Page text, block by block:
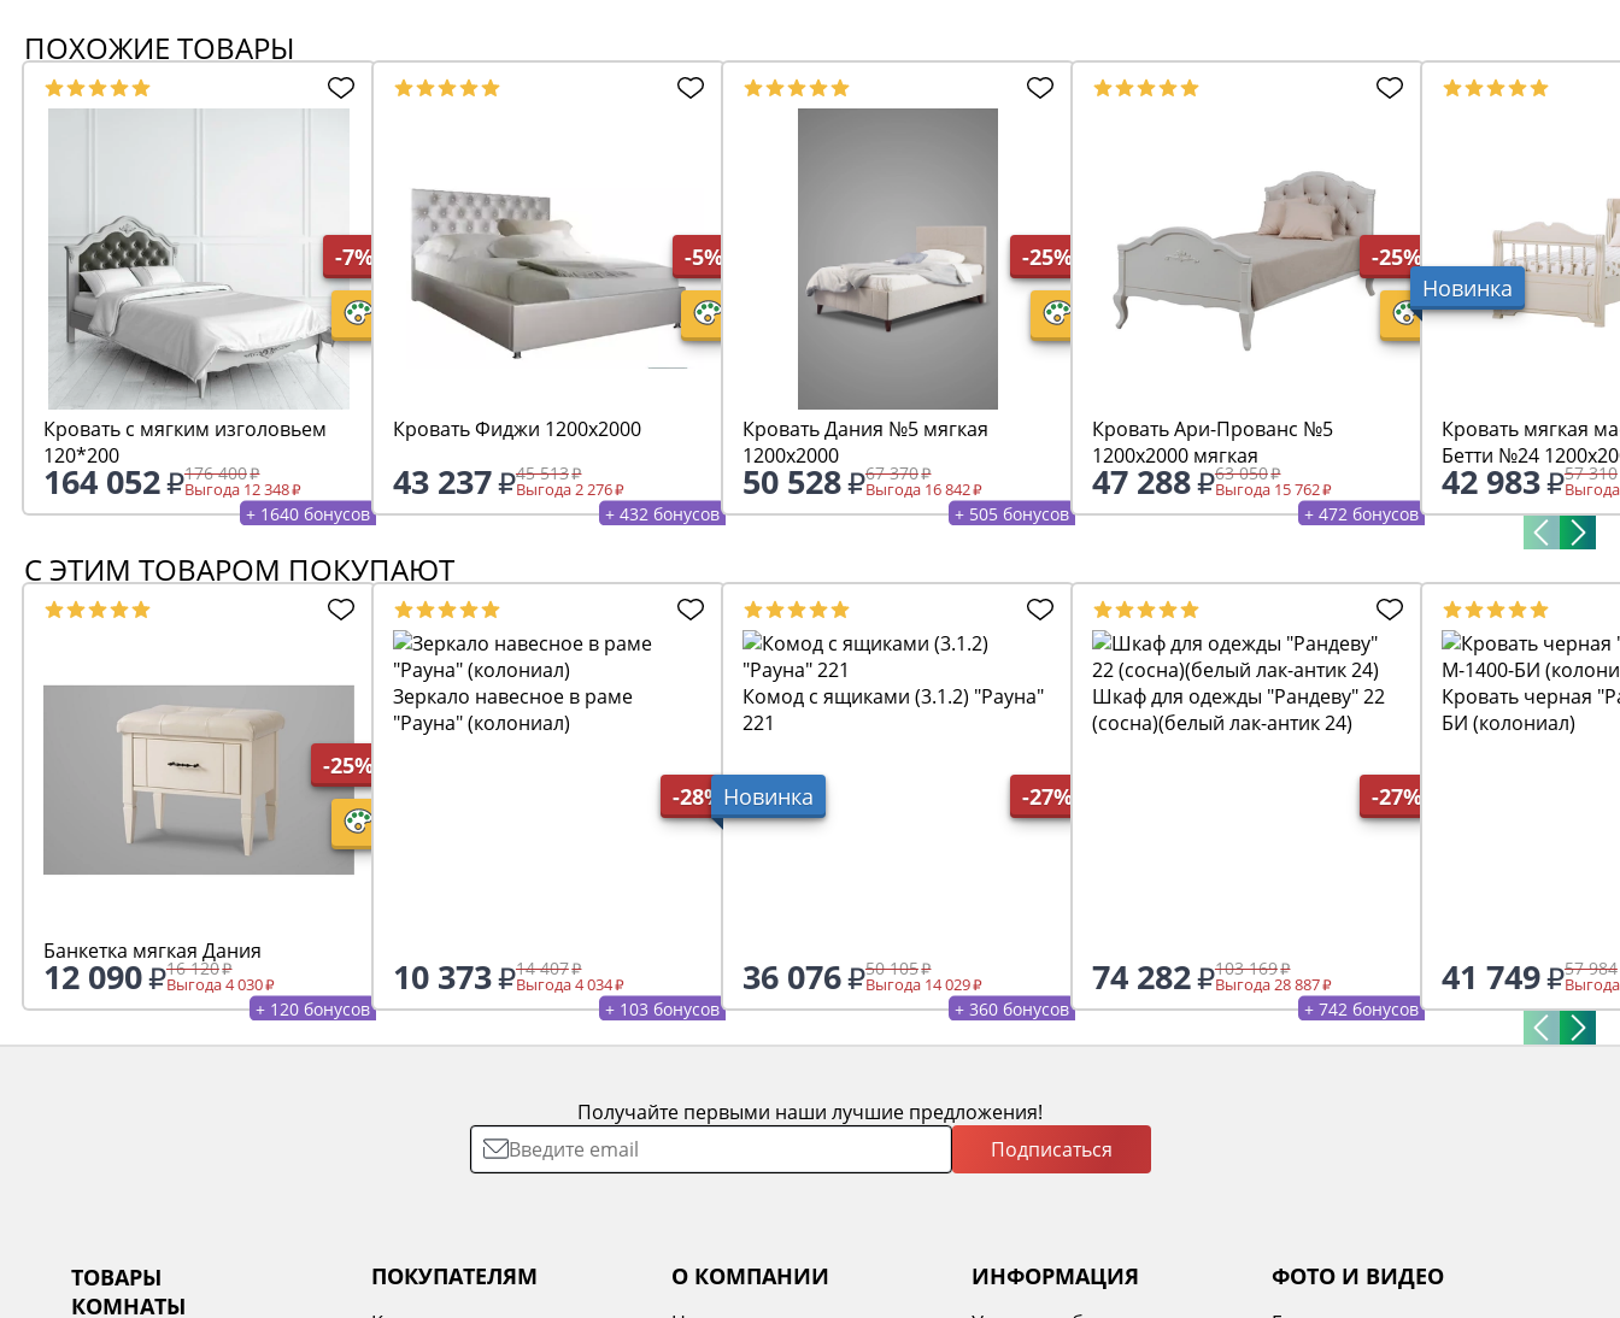
ПОХОЖИЕ ТОВАРЫ
-7%
Кровать с мягким изголовьем
120*200
164 052 176 400
Выгода 12 348
+ 1640 бонусов
-5%
Кровать Фиджи 1200х2000
43 237 45 513
Выгода 2 276
+ 432 бонусов
-25%
Кровать Дания №5 мягкая
1200х2000
50 528 67 370
Выгода 16 842
+ 505 бонусов
-25%
Кровать Ари-Прованс №5
1200х2000 мягкая
47 288 63 050
Выгода 15 762
+ 472 бонусов
Новинка
Кровать мягкая
Бетти №24
42 983 57 310
С ЭТИМ ТОВАРОМ ПОКУПАЮТ
-25%
Банкетка мягкая Дания
12 090 16 120
Выгода 4 030
+ 120 бонусов
-28%
Зеркало навесное в раме
"Рауна" (колониал)
10 373 14 407
Выгода 4 034
+ 103 бонусов
Новинка -27%
Комод с ящиками (3.1.2) "Рауна"
221
36 076 50 105
Выгода 14 029
+ 360 бонусов
-27%
Шкаф для одежды "Рандеву" 22
(сосна)(белый лак-антик 24)
74 282 103 169
Выгода 28 887
+ 742 бонусов
Кровать черная
БИ (колониал)
41 749 57 984
Получайте первыми наши лучшие предложения!
Подписаться
ТОВАРЫ
КОМНАТЫ
ПОКУПАТЕЛЯМ О КОМПАНИИ ИНФОРМАЦИЯ ФОТО И ВИДЕО